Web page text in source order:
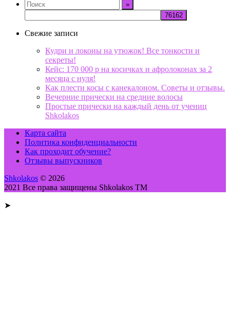
Свежие записи
Кудри и локоны на утюжок! Все тонкости и
секреты!
Кейс: 170 000 р на косичках и афролоконах за 2
месяца с нуля!
Как плести косы с канекалоном. Советы и отзывы.
Вечерние прически на средние волосы
Простые прически на каждый день от учениц
Shkolakos
Карта сайта
Политика конфиденциальности
Как проходит обучение?
Отзывы выпускников
Shkolakos © 2026
2021 Все права защищены Shkolakos TM
➤